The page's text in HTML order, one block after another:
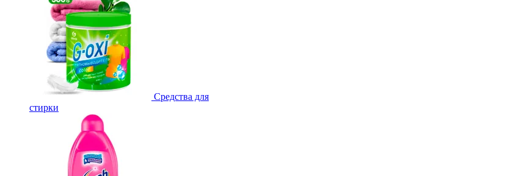
Средства для
стирки